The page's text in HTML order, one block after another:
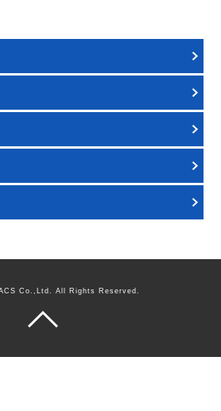
Co.,Ltd. All Rights Reserved.